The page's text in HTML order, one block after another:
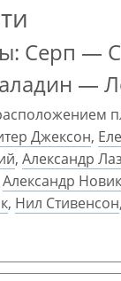
Серп —
—
Джексон,
, Александр
Александр
, Нил Стивенсон,